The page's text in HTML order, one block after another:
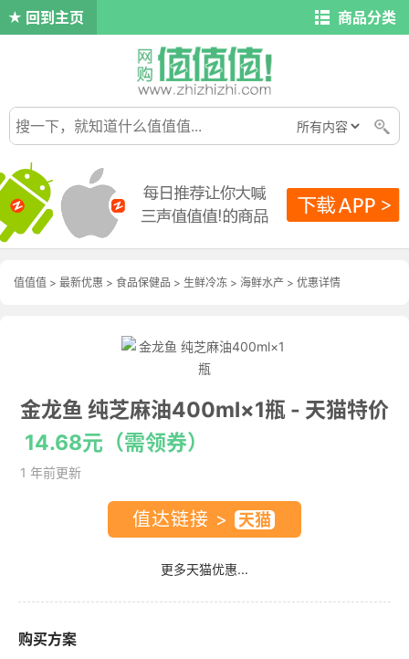
回到主页 商品分类
值值值 > 最新优惠 > 食品保健品 > 生鲜冷冻 > 海鲜水产 > 优惠详情
金龙鱼 纯芝麻油400ml×1瓶 - 天猫特价
14.68元（需领券）
1 年前更新
值达链接 >
更多天猫优惠...
购买方案